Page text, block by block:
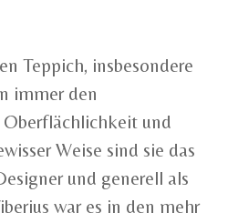
Teppich, insbesondere
immer den
und
Weise sind sie das
und generell als
war es in den mehr